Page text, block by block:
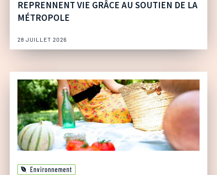
REPRENNENT VIE GRÂCE AU SOUTIEN DE LA
MÉTROPOLE
28 JUILLET 2026
Environnement